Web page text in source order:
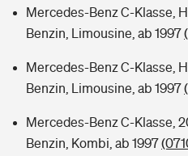
Mercedes-Benz C-Klasse,
Benzin, Limousine, ab 1997
Mercedes-Benz C-Klasse,
Benzin, Limousine, ab 1997
Mercedes-Benz C-Klasse,
Benzin, Kombi, ab 1997